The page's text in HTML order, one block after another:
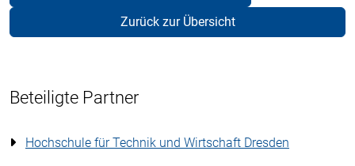
Zurück zur Übersicht
Beteiligte Partner
Hochschule für Technik und Wirtschaft Dresden